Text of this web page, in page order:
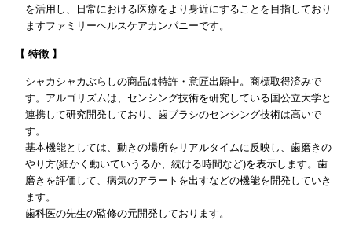
を活用し、日常における医療をより身近にすることを目指しており
ますファミリーヘルスケアカンパニーです。
【 特徴 】
シャカシャカぶらしの商品は特許・意匠出願中。商標取得済みで
す。アルゴリズムは、センシング技術を研究している国公立大学と
連携して研究開発しており、歯ブラシのセンシング技術は高いで
す。
基本機能としては、動きの場所をリアルタイムに反映し、歯磨きの
やり方(細かく動いていうるか、続ける時間など)を表示します。歯
磨きを評価して、病気のアラートを出すなどの機能を開発していき
ます。
歯科医の先生の監修の元開発しております。